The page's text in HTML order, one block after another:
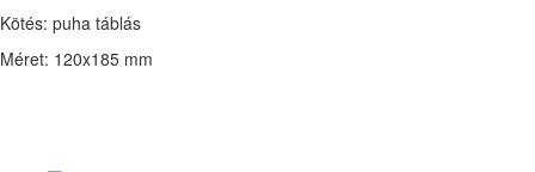
Kötés: puha táblás
Méret: 120x185 mm